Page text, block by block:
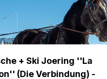
+ Ski Joering ''La
(Die Verbindung) -